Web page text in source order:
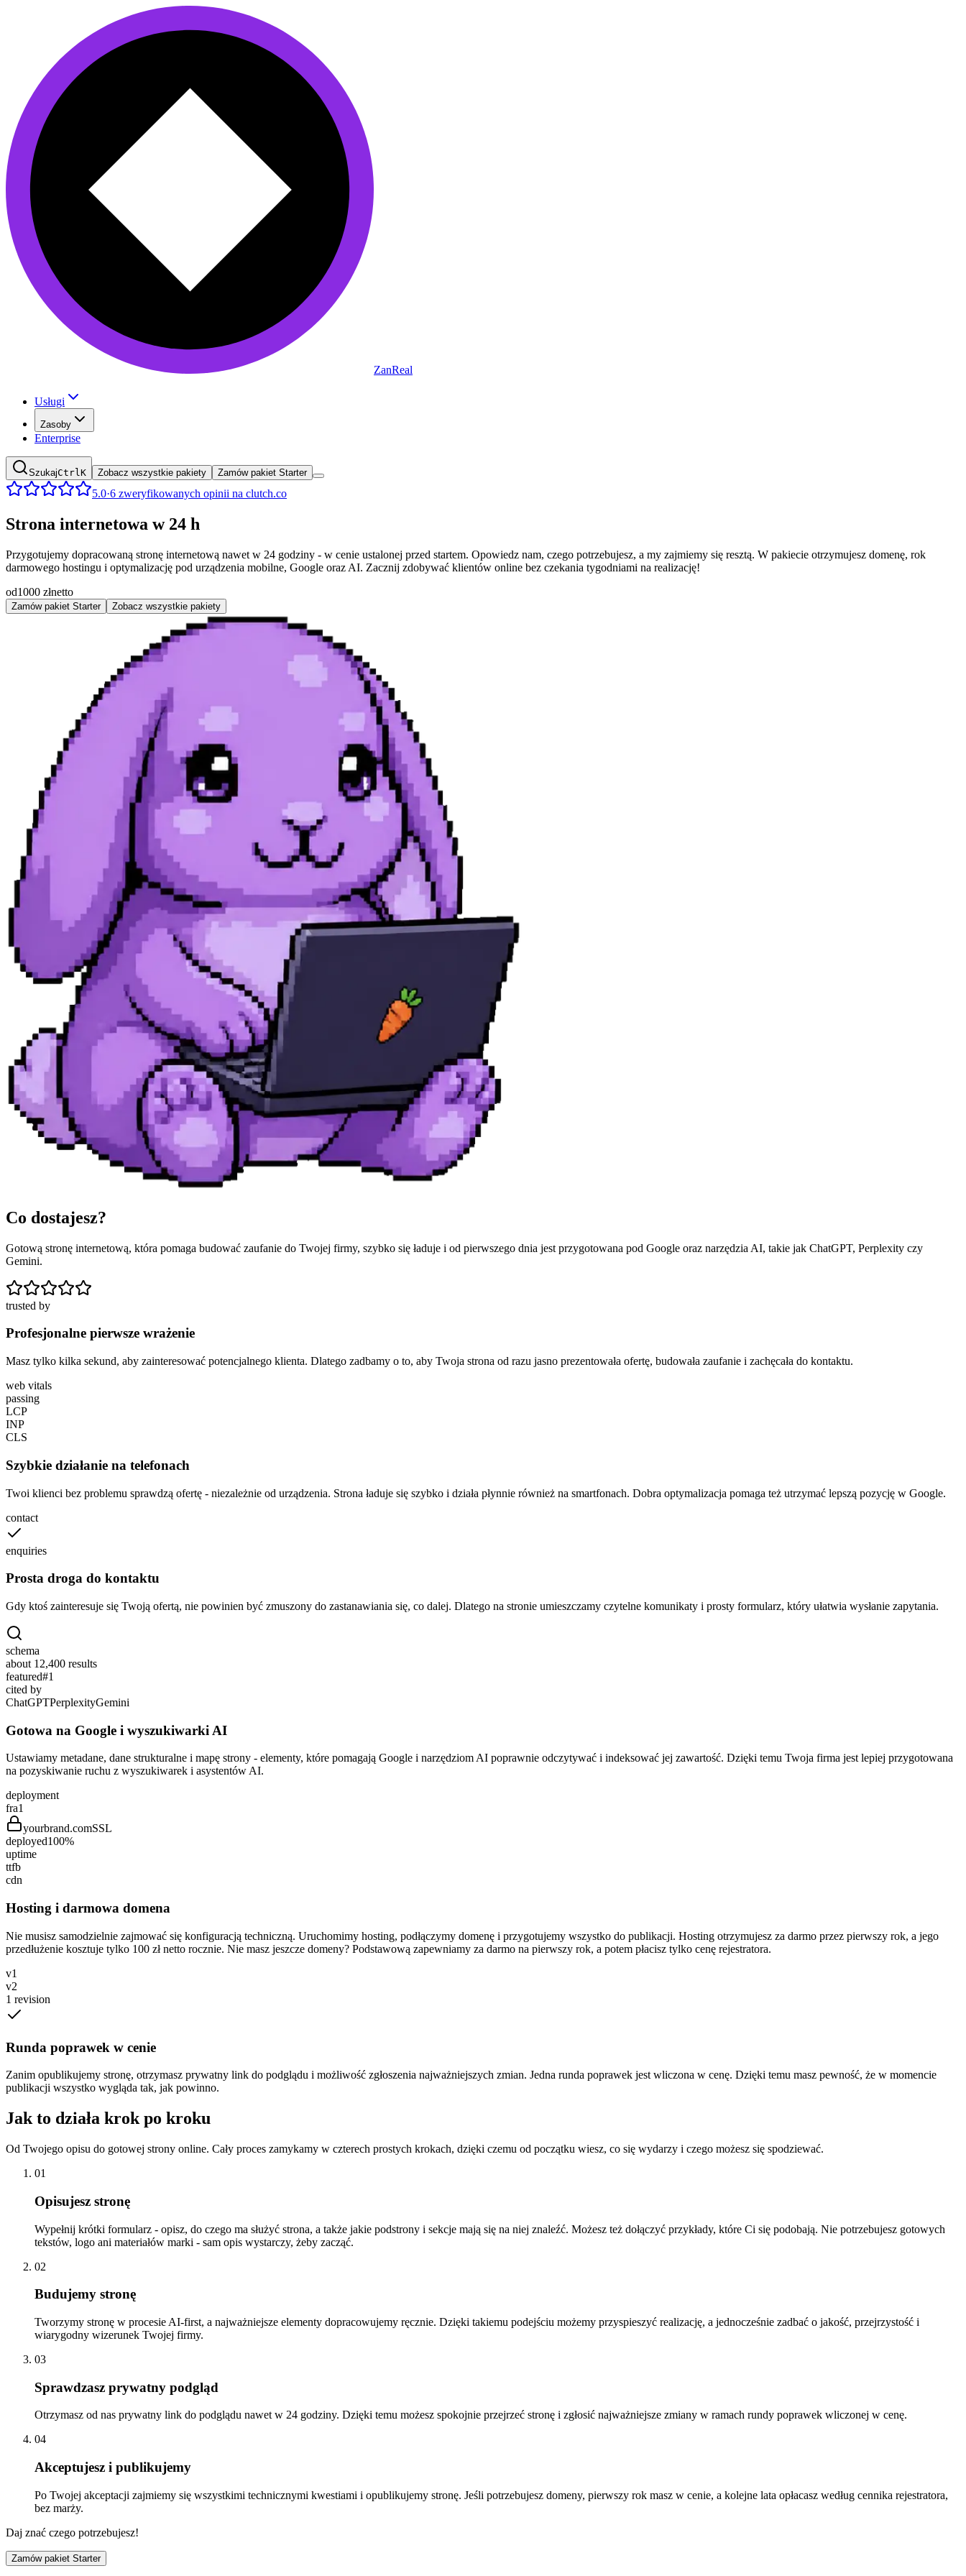
ZanReal
Usługi
Zasoby
Enterprise
SzukajCtrlK Zobacz wszystkie pakiety Zamów pakiet Starter
5.0·6 zweryfikowanych opinii na clutch.co
Strona internetowa w 24 h
Przygotujemy dopracowaną stronę internetową nawet w 24 godziny - w cenie ustalonej przed startem. Opowiedz nam, czego potrzebujesz, a my zajmiemy się resztą. W pakiecie otrzymujesz domenę, rok
darmowego hostingu i optymalizację pod urządzenia mobilne, Google oraz AI. Zacznij zdobywać klientów online bez czekania tygodniami na realizację!
od1000 złnetto
Zamów pakiet Starter Zobacz wszystkie pakiety
Co dostajesz?
Gotową stronę internetową, która pomaga budować zaufanie do Twojej firmy, szybko się ładuje i od pierwszego dnia jest przygotowana pod Google oraz narzędzia AI, takie jak ChatGPT, Perplexity czy
Gemini.
trusted by
Profesjonalne pierwsze wrażenie
Masz tylko kilka sekund, aby zainteresować potencjalnego klienta. Dlatego zadbamy o to, aby Twoja strona od razu jasno prezentowała ofertę, budowała zaufanie i zachęcała do kontaktu.
web vitals
passing
LCP
INP
CLS
Szybkie działanie na telefonach
Twoi klienci bez problemu sprawdzą ofertę - niezależnie od urządzenia. Strona ładuje się szybko i działa płynnie również na smartfonach. Dobra optymalizacja pomaga też utrzymać lepszą pozycję w Google.
contact
enquiries
Prosta droga do kontaktu
Gdy ktoś zainteresuje się Twoją ofertą, nie powinien być zmuszony do zastanawiania się, co dalej. Dlatego na stronie umieszczamy czytelne komunikaty i prosty formularz, który ułatwia wysłanie zapytania.
schema
about 12,400 results
featured#1
cited by
ChatGPTPerplexityGemini
Gotowa na Google i wyszukiwarki AI
Ustawiamy metadane, dane strukturalne i mapę strony - elementy, które pomagają Google i narzędziom AI poprawnie odczytywać i indeksować jej zawartość. Dzięki temu Twoja firma jest lepiej przygotowana
na pozyskiwanie ruchu z wyszukiwarek i asystentów AI.
deployment
fra1
yourbrand.comSSL
deployed100%
uptime
ttfb
cdn
Hosting i darmowa domena
Nie musisz samodzielnie zajmować się konfiguracją techniczną. Uruchomimy hosting, podłączymy domenę i przygotujemy wszystko do publikacji. Hosting otrzymujesz za darmo przez pierwszy rok, a jego
przedłużenie kosztuje tylko 100 zł netto rocznie. Nie masz jeszcze domeny? Podstawową zapewniamy za darmo na pierwszy rok, a potem płacisz tylko cenę rejestratora.
v1
v2
1 revision
Runda poprawek w cenie
Zanim opublikujemy stronę, otrzymasz prywatny link do podglądu i możliwość zgłoszenia najważniejszych zmian. Jedna runda poprawek jest wliczona w cenę. Dzięki temu masz pewność, że w momencie
publikacji wszystko wygląda tak, jak powinno.
Jak to działa krok po kroku
Od Twojego opisu do gotowej strony online. Cały proces zamykamy w czterech prostych krokach, dzięki czemu od początku wiesz, co się wydarzy i czego możesz się spodziewać.
01
Opisujesz stronę
Wypełnij krótki formularz - opisz, do czego ma służyć strona, a także jakie podstrony i sekcje mają się na niej znaleźć. Możesz też dołączyć przykłady, które Ci się podobają. Nie potrzebujesz gotowych
tekstów, logo ani materiałów marki - sam opis wystarczy, żeby zacząć.
02
Budujemy stronę
Tworzymy stronę w procesie AI-first, a najważniejsze elementy dopracowujemy ręcznie. Dzięki takiemu podejściu możemy przyspieszyć realizację, a jednocześnie zadbać o jakość, przejrzystość i
wiarygodny wizerunek Twojej firmy.
03
Sprawdzasz prywatny podgląd
Otrzymasz od nas prywatny link do podglądu nawet w 24 godziny. Dzięki temu możesz spokojnie przejrzeć stronę i zgłosić najważniejsze zmiany w ramach rundy poprawek wliczonej w cenę.
04
Akceptujesz i publikujemy
Po Twojej akceptacji zajmiemy się wszystkimi technicznymi kwestiami i opublikujemy stronę. Jeśli potrzebujesz domeny, pierwszy rok masz w cenie, a kolejne lata opłacasz według cennika rejestratora,
bez marży.
Daj znać czego potrzebujesz!
Zamów pakiet Starter